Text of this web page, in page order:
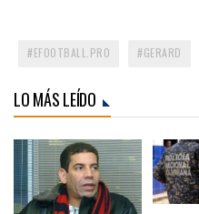
EFOOTBALL.PRO GERARD
LO MÁS LEÍDO